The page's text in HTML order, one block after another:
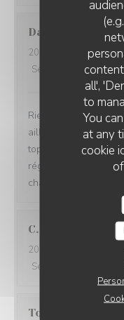
all',
to
You
at any
cookie
Danielle
2026-08-07
- 20:00 -
Service
Rien à dire que
ailleurs...repas
top ...je ne
régaler les papilles
chaleureuse.. Ne
C
2026-08-07
- 20:30 -
Service
Toufik
LES